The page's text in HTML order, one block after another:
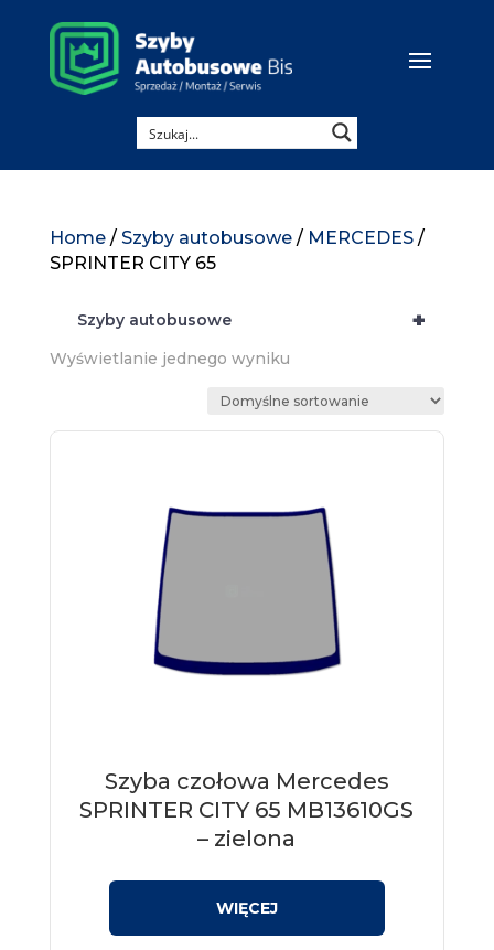
Home/ Szyby autobusowe/ MERCEDES/
SPRINTER CITY 65
+
Szyby autobusowe
Wyświetlanie jednego wyniku
Szyba czołowa Mercedes
SPRINTER CITY 65 MB13610GS
– zielona